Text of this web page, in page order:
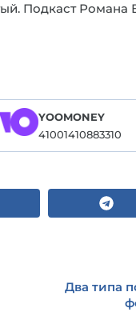
Подкаст Романа
YOOMONEY
41001410883310
Два типа